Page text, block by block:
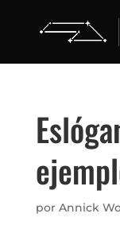
por Annick